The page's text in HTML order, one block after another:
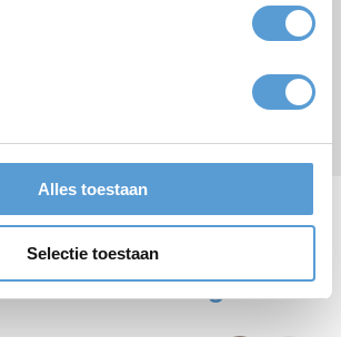
Alles toestaan
Selectie toestaan
Betriebsausflüge